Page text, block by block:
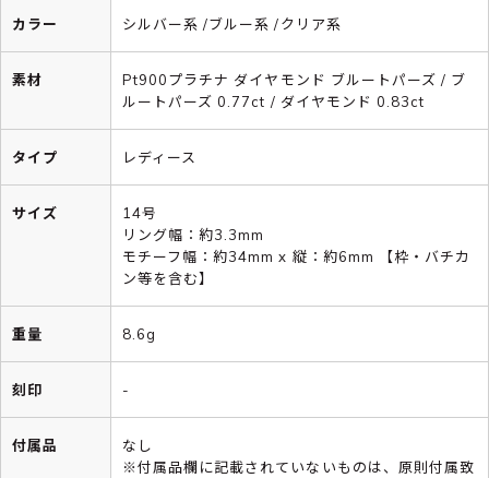
カラー シルバー系 /ブルー系 /クリア系
素材
Pt900プラチナ ダイヤモンド ブルートパーズ / ブ
ルートパーズ 0.77ct / ダイヤモンド 0.83ct
タイプ レディース
サイズ
14号
リング幅：約3.3mm
モチーフ幅：約34mm x 縦：約6mm 【枠・バチカ
ン等を含む】
重量 8.6g
刻印 -
付属品
なし
※付属品欄に記載されていないものは、原則付属致